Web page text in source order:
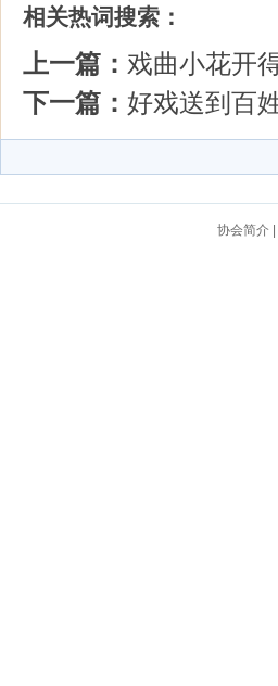
相关热词搜索：
上一篇： 戏曲小花开
下一篇： 好戏送到百
协会简介